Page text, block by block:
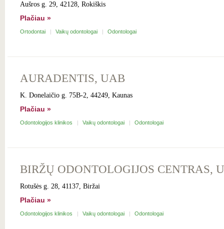
Aušros g. 29, 42128, Rokiškis
Plačiau »
Ortodontai Vaikų odontologai Odontologai
AURADENTIS, UAB
K. Donelaičio g. 75B-2, 44249, Kaunas
Plačiau »
Odontologijos klinikos Vaikų odontologai Odontologai
BIRŽŲ ODONTOLOGIJOS CENTRAS,
Rotušės g. 28, 41137, Biržai
Plačiau »
Odontologijos klinikos Vaikų odontologai Odontologai